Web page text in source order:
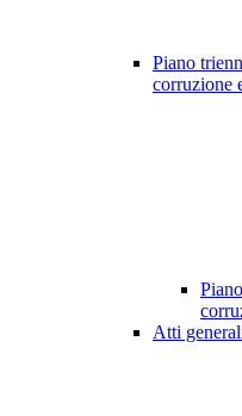
Piano
corruzione
Atti